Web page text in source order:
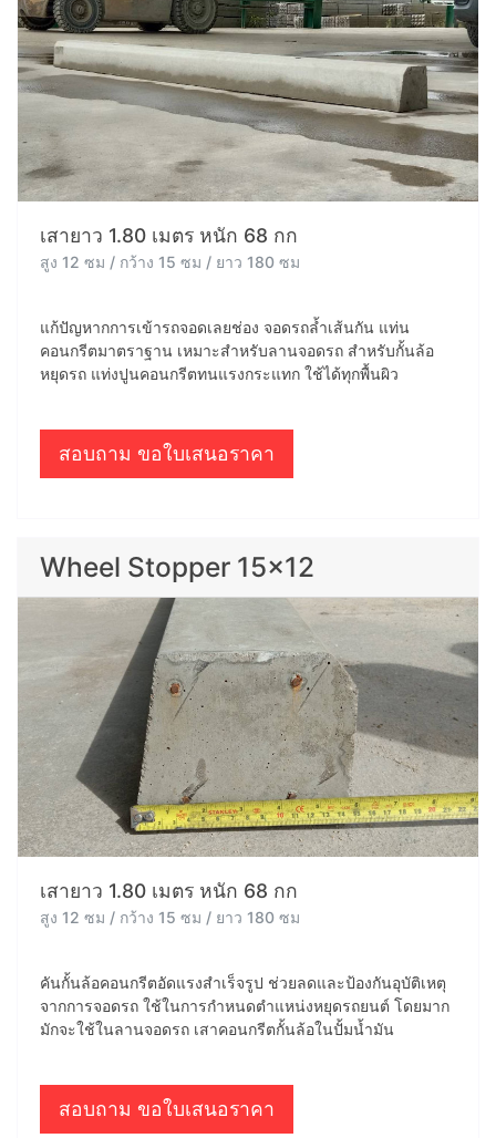
เสายาว 1.80 เมตร หนัก 68 กก
สูง 12 ซม / กว้าง 15 ซม / ยาว 180 ซม
แก้ปัญหากการเข้ารถจอดเลยช่อง จอดรถล้ำเส้นกัน แท่น
คอนกรีตมาตราฐาน เหมาะสำหรับลานจอดรถ สำหรับกั้นล้อ
หยุดรถ แท่งปูนคอนกรีตทนแรงกระแทก ใช้ได้ทุกพื้นผิว
สอบถาม ขอใบเสนอราคา
Wheel Stopper 15x12
เสายาว 1.80 เมตร หนัก 68 กก
สูง 12 ซม / กว้าง 15 ซม / ยาว 180 ซม
คันกั้นล้อคอนกรีตอัดแรงสำเร็จรูป ช่วยลดและป้องกันอุบัติเหตุ
จากการจอดรถ ใช้ในการกำหนดตำแหน่งหยุดรถยนต์ โดยมาก
มักจะใช้ในลานจอดรถ เสาคอนกรีตกั้นล้อในปั้มน้ำมัน
สอบถาม ขอใบเสนอราคา